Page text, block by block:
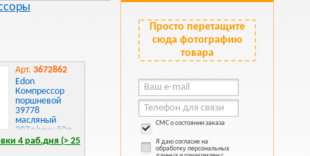
Просто перетащите
сюда фотографию
товара
СМС о состоянии заказа
Я даю согласие на
обработку персональных
Арт. 3672862
Edon
Компрессор
поршневой
39778
масляный
207л/мин 50л
1800Вт красный
4 раб.дня (> 25